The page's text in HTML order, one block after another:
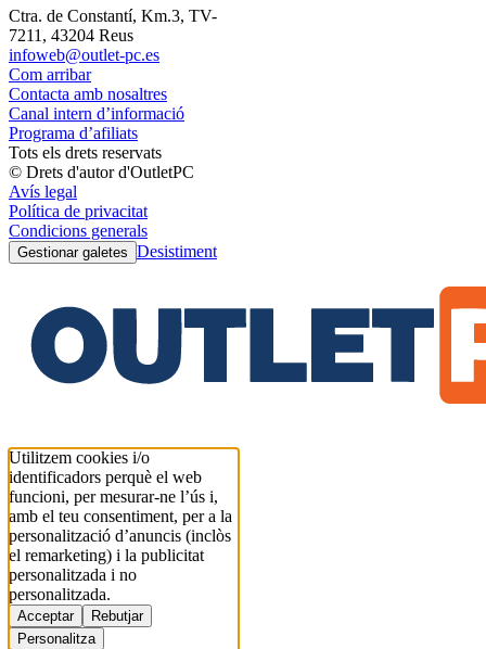
Ctra. de Constantí, Km.3, TV-
7211, 43204 Reus
infoweb@outlet-pc.es
Com arribar
Contacta amb nosaltres
Canal intern d’informació
Programa d’afiliats
Tots els drets reservats
© Drets d'autor d'OutletPC
Avís legal
Política de privacitat
Condicions generals
Gestionar galetes Desistiment
Utilitzem cookies i/o
identificadors perquè el web
funcioni, per mesurar-ne l’ús i,
amb el teu consentiment, per a la
personalització d’anuncis (inclòs
el remarketing) i la publicitat
personalitzada i no
personalitzada.
Acceptar
Rebutjar
Personalitza